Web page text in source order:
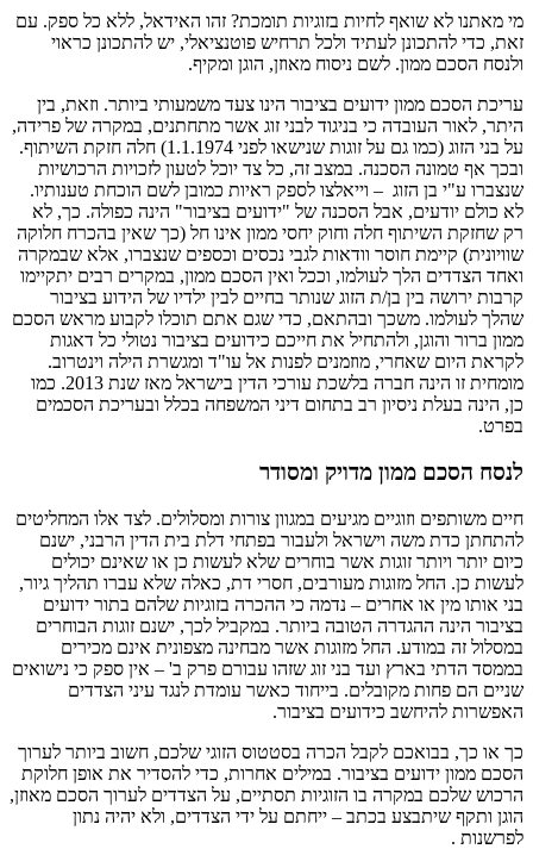
מי מאתנו לא שואף לחיות בזוגיות תומכת? זהו האידאל, ללא כל ספק. עם
זאת, כדי להתכונן לעתיד ולכל תרחיש פוטנציאלי, יש להתכונן כראוי
ולנסח הסכם ממון. לשם ניסוח מאוזן, הוגן ומקיף.
עריכת הסכם ממון ידועים בציבור הינו צעד משמעותי ביותר. וזאת, בין
היתר, לאור העובדה כי בניגוד לבני זוג אשר מתחתנים, במקרה של פרידה,
על בני הזוג (כמו גם על זוגות שנישאו לפני 1.1.1974) חלה חזקת השיתוף.
ובכך אף טמונה הסכנה. במצב זה, כל צד יוכל לטעון לזכויות הרכושיות
שנצברו ע"י בן הזוג – וייאלצו לספק ראיות כמובן לשם הוכחת טענותיו.
לא כולם יודעים, אבל הסכנה של "ידועים בציבור" הינה כפולה. כך, לא
רק שחזקת השיתוף חלה וחוק יחסי ממון אינו חל (כך שאין בהכרח חלוקה
שוויונית) קיימת חוסר וודאות לגבי נכסים וכספים שנצברו, אלא שבמקרה
ואחד הצדדים הלך לעולמו, וככל ואין הסכם ממון, במקרים רבים יתקיימו
קרבות ירושה בין בן/ת הזוג שנותר בחיים לבין ילדיו של הידוע בציבור
שהלך לעולמו. משכך ובהתאם, כדי שגם אתם תוכלו לקבוע מראש הסכם
ממון ברור והוגן, ולהתחיל את חייכם כידועים בציבור נטולי כל דאגות
לקראת היום שאחרי, מוזמנים לפנות אל עו"ד ומגשרת הילה וינטרוב.
מומחית זו הינה חברה בלשכת עורכי הדין בישראל מאז שנת 2013. כמו
כן, הינה בעלת ניסיון רב בתחום דיני המשפחה בכלל ובעריכת הסכמים
בפרט.
לנסח הסכם ממון מדויק ומסודר
חיים משותפים וזוגיים מגיעים במגוון צורות ומסלולים. לצד אלו המחליטים
להתחתן כדת משה וישראל ולעבור בפתחי דלת בית הדין הרבני, ישנם
כיום יותר ויותר זוגות אשר בוחרים שלא לעשות כן או שאינם יכולים
לעשות כן. החל מזוגות מעורבים, חסרי דת, כאלה שלא עברו תהליך גיור,
בני אותו מין או אחרים – נדמה כי ההכרה בזוגיות שלהם בתור ידועים
בציבור הינה ההגדרה הטובה ביותר. במקביל לכך, ישנם זוגות הבוחרים
במסלול זה במודע. החל מזוגות אשר מבחינה מצפונית אינם מכירים
בממסד הדתי בארץ ועד בני זוג שזהו עבורם פרק ב' – אין ספק כי נישואים
שניים הם פחות מקובלים. בייחוד כאשר עומדת לנגד עיני הצדדים
האפשרות להיחשב כידועים בציבור.
כך או כך, בבואכם לקבל הכרה בסטטוס הזוגי שלכם, חשוב ביותר לערוך
הסכם ממון ידועים בציבור. במילים אחרות, כדי להסדיר את אופן חלוקת
הרכוש שלכם במקרה בו הזוגיות תסתיים, על הצדדים לערוך הסכם מאוזן,
הוגן ותקף שיתבצע בכתב – ייחתם על ידי הצדדים, ולא יהיה נתון
לפרשנות .